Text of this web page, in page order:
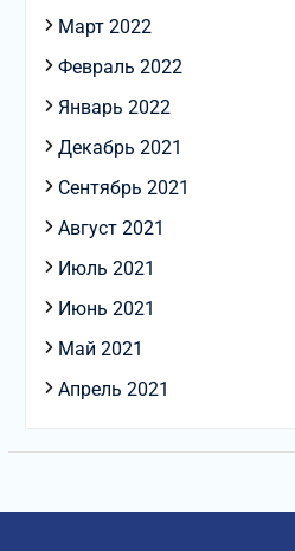
Март 2022
Февраль 2022
Январь 2022
Декабрь 2021
Сентябрь 2021
Август 2021
Июль 2021
Июнь 2021
Май 2021
Апрель 2021